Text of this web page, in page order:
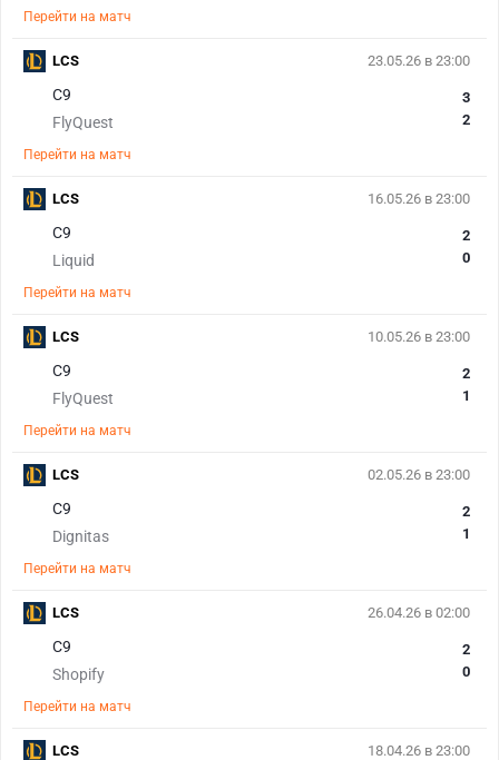
Перейти на матч
23.05.26 в 23:00
C9
FlyQuest
3
2
Перейти на матч
LCS
16.05.26 в 23:00
C9
Liquid
2
0
Перейти на матч
LCS
10.05.26 в 23:00
C9
FlyQuest
2
1
Перейти на матч
LCS
02.05.26 в 23:00
C9
Dignitas
2
1
Перейти на матч
LCS
26.04.26 в 02:00
C9
Shopify
2
0
Перейти на матч
LCS
18.04.26 в 23:00
LCS